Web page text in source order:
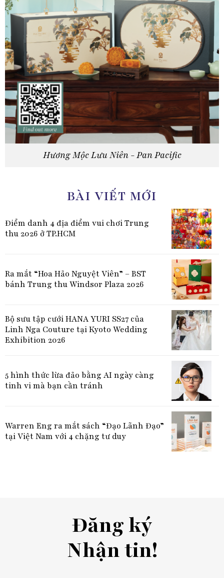
Hương Mộc Lưu Niên - Pan Pacific
BÀI VIẾT MỚI
Điểm danh 4 địa điểm vui chơi Trung
thu 2026 ở TP.HCM
Ra mắt “Hoa Hảo Nguyệt Viên” – BST
bánh Trung thu Windsor Plaza 2026
Bộ sưu tập cưới HANA YURI SS27 của
Linh Nga Couture tại Kyoto Wedding
Exhibition 2026
5 hình thức lừa đảo bằng AI ngày càng
tinh vi mà bạn cần tránh
Warren Eng ra mắt sách “Đạo Lãnh Đạo”
tại Việt Nam với 4 chặng tư duy
Đăng ký
Nhận tin!